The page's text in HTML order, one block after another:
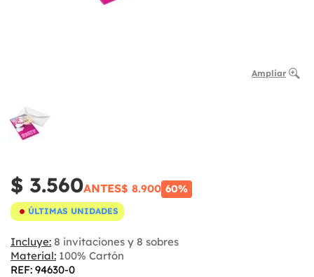
Ampliar
$ 3.560ANTES$ 8.900 60%
ÚLTIMAS UNIDADES
Incluye: 8 invitaciones y 8 sobres
Material: 100% Cartón
REF: 94630-0